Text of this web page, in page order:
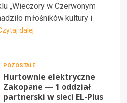
„Wieczory w Czerwonym
miłośników kultury i
dalej
POZOSTAŁE
Hurtownie elektryczne
Zakopane — 1 oddział
partnerski w sieci EL-Plus